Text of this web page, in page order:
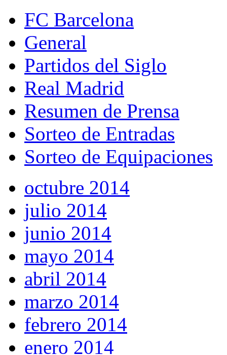
FC Barcelona
General
Partidos del Siglo
Real Madrid
Resumen de Prensa
Sorteo de Entradas
Sorteo de Equipaciones
octubre 2014
julio 2014
junio 2014
mayo 2014
abril 2014
marzo 2014
febrero 2014
enero 2014